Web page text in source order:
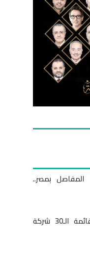
بمصر..
«زيتا فارما» تنضم الى قائمة الـ30 شركة